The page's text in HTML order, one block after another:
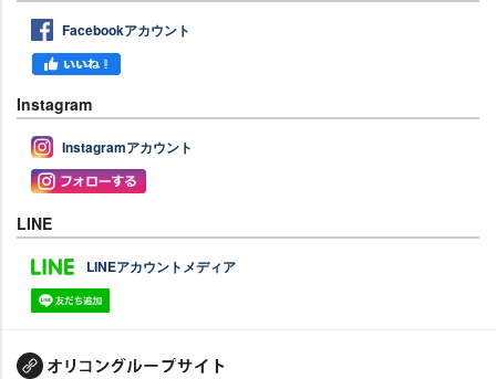
Facebookアカウント
Instagram
Instagramアカウント
LINE
LINEアカウントメディア